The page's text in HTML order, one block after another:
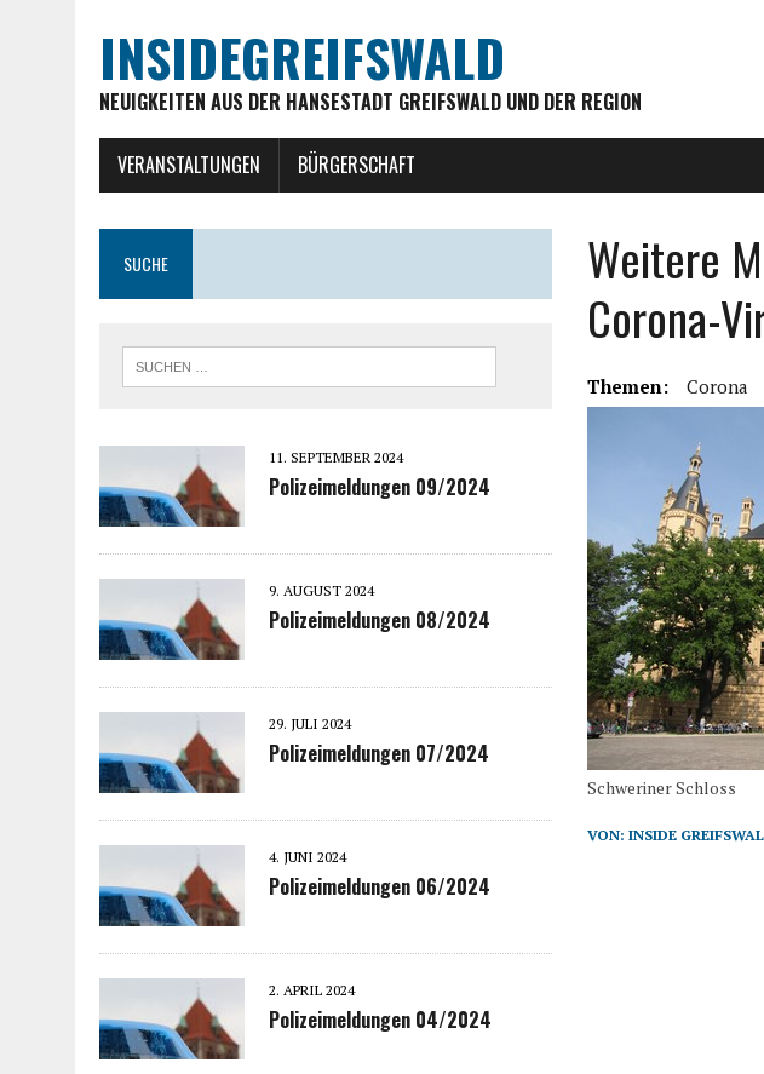
INSIDEGREIFSWALD
NEUIGKEITEN AUS DER HANSESTADT GREIFSWALD UND DER REGION
VERANSTALTUNGEN BÜRGERSCHAFT
Weitere
Corona-
Themen: Corona
Schweriner Schloss
VON:INSIDE
SUCHE
11. SEPTEMBER 2024
Polizeimeldungen 09/2024
9. AUGUST 2024
Polizeimeldungen 08/2024
29. JULI 2024
Polizeimeldungen 07/2024
4. JUNI 2024
Polizeimeldungen 06/2024
2. APRIL 2024
Polizeimeldungen 04/2024